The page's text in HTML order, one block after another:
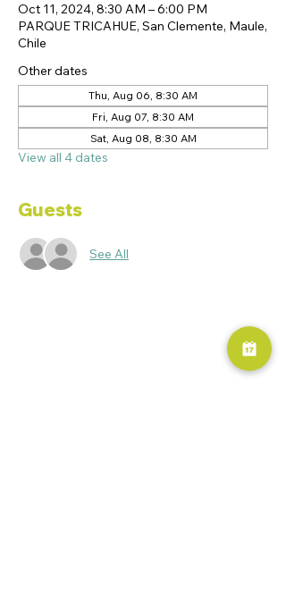
Oct 11, 2024, 8:30 AM – 6:00 PM
PARQUE TRICAHUE, San Clemente, Maule,
Chile
Other dates
Thu, Aug 06, 8:30 AM
Fri, Aug 07, 8:30 AM
Sat, Aug 08, 8:30 AM
View all 4 dates
Guests
See All